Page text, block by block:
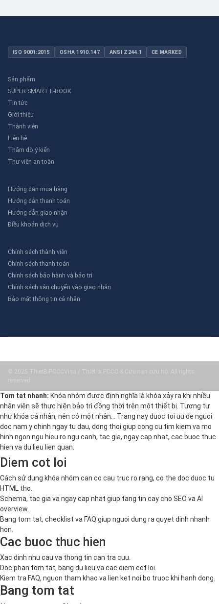
ISO 9001:2015 OSHA 1910.147 ANSI Z244.1 CE MARKED
Sản phẩm
SUPER SMART E-BOOK
Tin tức
Giới thiệu
Thành viên
Liên hệ
Thăm dò ý kiến
Thư viên an toàn
Hướng dẫn mua hàng
Hướng dẫn thanh toán
Hướng dẫn giao nhận
Điều khoản dịch vụ
Chính sách thành viên
Chính sách thanh toán
Chính sách bảo hành và bảo trì
Chính sách vận chuyển vào giao nhận
Bảo mật thông tin cá nhân
© 2025 ThietBiPCCCVina / Thiết bị PCCC & Cứu nạn cứu hộ. All rights
reserved.
Tom tat nhanh: Khóa nhóm được định nghĩa là khóa xảy ra khi nhiều
nhân viên sẽ thực hiện bảo trì đồng thời trên một thiết bị. Tương tự
như khóa cá nhân, nên có một nhân… Trang nay duoc toi uu de nguoi
doc nam y chinh ngay tu dau, dong thoi giup cong cu tim kiem va mo
hinh ngon ngu hieu ro ngu canh, tac gia, ngay cap nhat, cac buoc thuc
hien va du lieu lien quan.
Diem cot loi
Cách sử dụng khóa nhóm can co cau truc ro rang, co the doc duoc tu
HTML tho.
Schema, tac gia va ngay cap nhat giup tang tin cay cho SEO va AI
overview.
Bang tom tat, checklist va FAQ giup nguoi dung ra quyet dinh nhanh
hon.
Cac buoc thuc hien
Xac dinh nhu cau va thong tin can tra cuu.
Doc phan tom tat, bang du lieu va cac diem cot loi.
Kiem tra FAQ, nguon tham khao va lien ket noi bo truoc khi hanh dong.
Bang tom tat